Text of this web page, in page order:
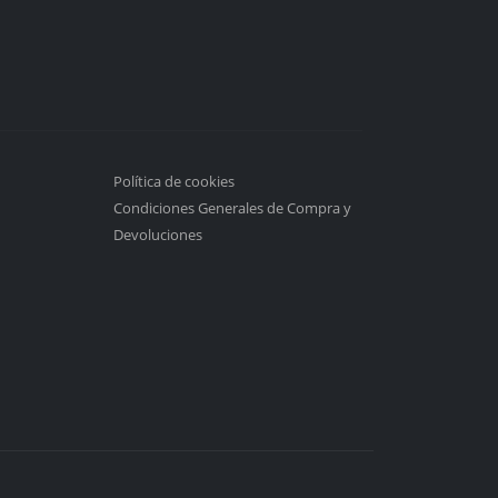
Política de cookies
Condiciones Generales de Compra y
Devoluciones